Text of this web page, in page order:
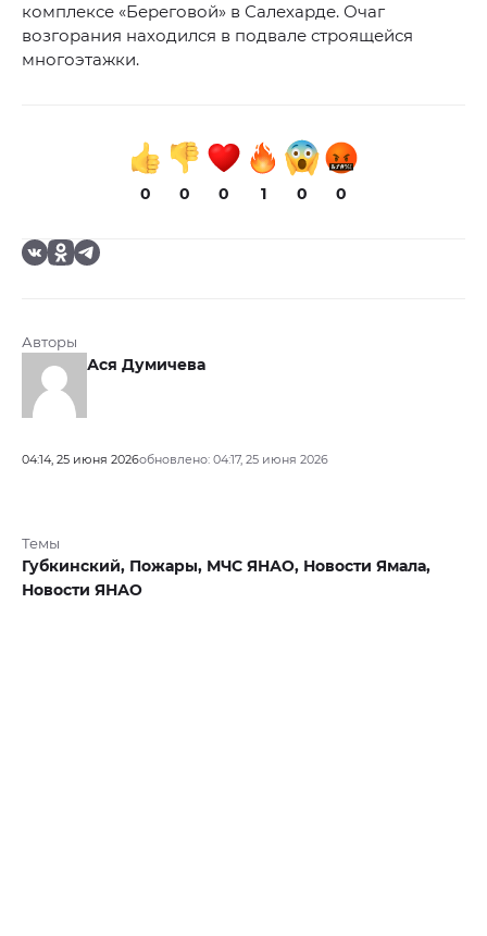
комплексе «Береговой» в Салехарде. Очаг
возгорания находился в подвале строящейся
многоэтажки.
0 0 0 1 0 0
Авторы
Ася Думичева
04:14, 25 июня 2026обновлено: 04:17, 25 июня 2026
Темы
Губкинский, Пожары, МЧС ЯНАО, Новости Ямала,
Новости ЯНАО